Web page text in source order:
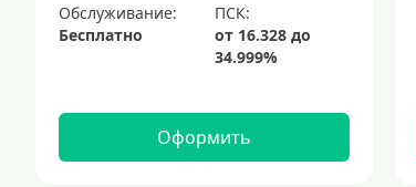
Обслуживание:
Бесплатно
Оформить